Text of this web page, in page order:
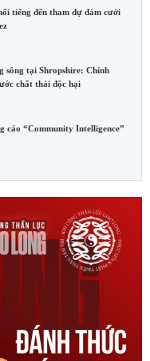
tiếng đến tham dự đám cưới
sông tại Shropshire: Chính
chất thải độc hại
cáo “Community Intelligence”